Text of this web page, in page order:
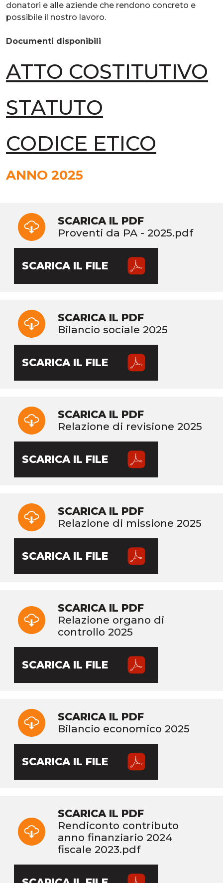
donatori e alle aziende che rendono concreto e
possibile il nostro lavoro.
Documenti disponibili
ATTO COSTITUTIVO
STATUTO
CODICE ETICO
ANNO 2025
SCARICA IL PDF
Proventi da PA - 2025.pdf
SCARICA IL FILE
SCARICA IL PDF
Bilancio sociale 2025
SCARICA IL FILE
SCARICA IL PDF
Relazione di revisione 2025
SCARICA IL FILE
SCARICA IL PDF
Relazione di missione 2025
SCARICA IL FILE
SCARICA IL PDF
Relazione organo di
controllo 2025
SCARICA IL FILE
SCARICA IL PDF
Bilancio economico 2025
SCARICA IL FILE
SCARICA IL PDF
Rendiconto contributo
anno finanziario 2024
fiscale 2023.pdf